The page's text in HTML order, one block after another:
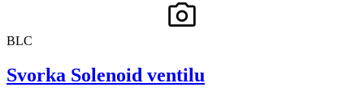
BLC
Svorka Solenoid ventilu